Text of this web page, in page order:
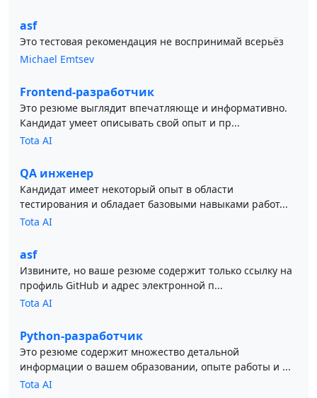
asf
Это тестовая рекомендация не воспринимай всерьёз
Michael Emtsev
Frontend-разработчик
Это резюме выглядит впечатляюще и информативно.
Кандидат умеет описывать свой опыт и пр...
Tota AI
QA инженер
Кандидат имеет некоторый опыт в области
тестирования и обладает базовыми навыками работ...
Tota AI
asf
Извините, но ваше резюме содержит только ссылку на
профиль GitHub и адрес электронной п...
Tota AI
Python-разработчик
Это резюме содержит множество детальной
информации о вашем образовании, опыте работы и ...
Tota AI